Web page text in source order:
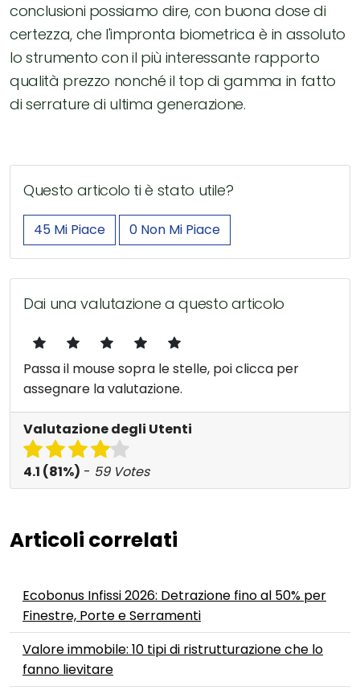
conclusioni possiamo dire, con buona dose di
certezza, che l'impronta biometrica è in assoluto
lo strumento con il più interessante rapporto
qualità prezzo nonché il top di gamma in fatto
di serrature di ultima generazione.
Questo articolo ti è stato utile?
45 Mi Piace 0 Non Mi Piace
Dai una valutazione a questo articolo
Passa il mouse sopra le stelle, poi clicca per
assegnare la valutazione.
Valutazione degli Utenti
4.1 (81%) - 59 Votes
Articoli correlati
Ecobonus Infissi 2026: Detrazione fino al 50% per
Finestre, Porte e Serramenti
Valore immobile: 10 tipi di ristrutturazione che lo
fanno lievitare